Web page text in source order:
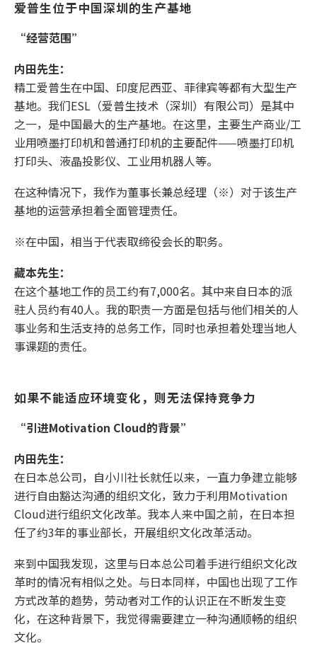
爱普生位于中国深圳的生产基地
“经营范围”
内田先生：
精工爱普生在中国、印度尼西亚、菲律宾等都有大型生产
基地。我们ESL（爱普生技术（深圳）有限公司）是其中
之一，是中国最大的生产基地。在这里，主要生产商业/工
业用喷墨打印机和普通打印机的主要配件——喷墨打印机
打印头、液晶投影仪、工业用机器人等。
在这种情况下，我作为董事长兼总经理（※）对于该生产
基地的运营承担着全面管理责任。
※在中国，相当于代表取缔役会长的职务。
藏本先生：
在这个基地工作的员工约有7,000名。其中来自日本的派
驻人员约有40人。我的职责一方面是包括与他们相关的人
事业务和生活支持的总务工作，同时也承担着处理当地人
事课题的责任。
如果不能适应环境变化，则无法保持竞争力
“引进Motivation Cloud的背景”
内田先生：
在日本总公司，自小川社长就任以来，一直力争建立能够
进行自由豁达沟通的组织文化，致力于利用Motivation
Cloud进行组织文化改革。我本人来中国之前，在日本担
任了约3年的事业部长，开展组织文化改革活动。
来到中国我发现，这里与日本总公司着手进行组织文化改
革时的情况有相似之处。与日本同样，中国也出现了工作
方式改革的趋势，劳动者对工作的认识正在不断发生变
化，在这种背景下，我觉得需要建立一种沟通顺畅的组织
文化。